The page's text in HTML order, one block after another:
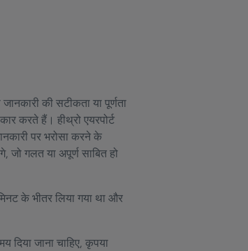
की सटीकता या पूर्णता
करते हैं। हीथ्रो एयरपोर्ट
पर भरोसा करने के
जो गलत या अपूर्ण साबित हो
के भीतर लिया गया था और
दिया जाना चाहिए, कृपया